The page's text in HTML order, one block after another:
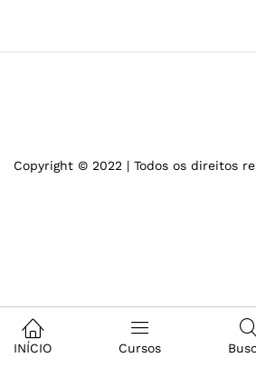
Copyright © 2022 | Todos os direitos
INÍCIO Cursos